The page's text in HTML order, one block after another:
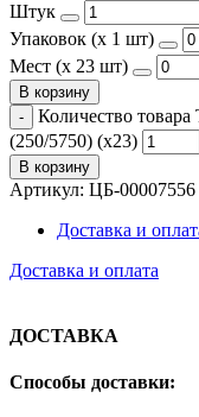
Штук
Упаковок (x 1 шт)
Мест (x 23 шт)
В корзину
Количество
(250/5750) (х23)
В корзину
Артикул: ЦБ-00007556
Доставка и
Доставка и оплата
ДОСТАВКА
Способы доставки: